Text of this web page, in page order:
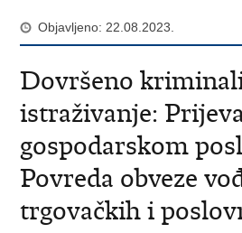
Objavljeno: 22.08.2023.
Dovršeno
istraživanje:
gospodarskom
Povreda obveze
trgovačkih i